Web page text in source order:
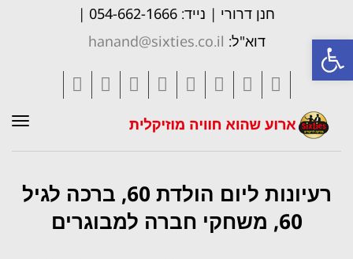
פתח סרגל נגישות
חנן דרורי | נייד: 054-662-1666 |
דוא"ל: hanand@sixties.co.il
Facebook
Twitter
Google+
YouTube
LinkedIn
Pinterest
Vimeo
Tumblr
רעיונות ליום הולדת 60, ברכה לגיל
60, משחקי חברה למבוגרים